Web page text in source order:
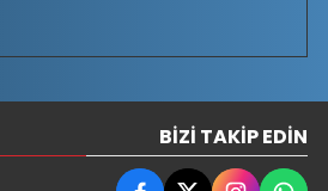
BIZI TAKIP EDIN